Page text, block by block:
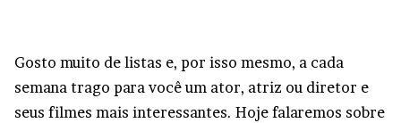
Gosto muito de listas e, por isso mesmo, a cada
semana trago para você um ator, atriz ou diretor e
seus filmes mais interessantes. Hoje falaremos sobre